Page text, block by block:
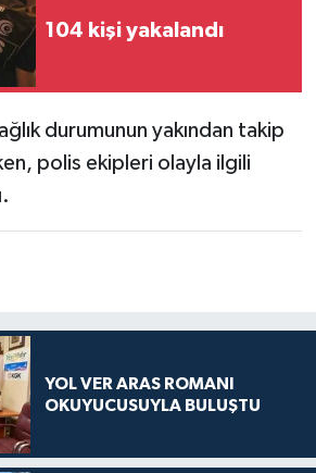
104 kişi yakalandı
durumunun yakından takip
polis ekipleri olayla ilgili
YOL VER ARAS ROMANI
OKUYUCUSUYLA BULUŞTU